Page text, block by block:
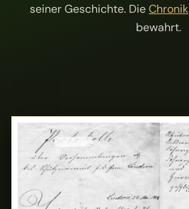
seiner Geschichte. DieChronik
bewahrt.